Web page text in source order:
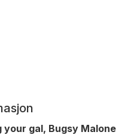
gal, Bugsy Malone